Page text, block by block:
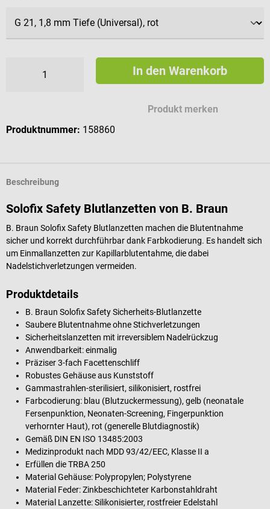
In den Warenkorb
Produkt merken
Produktnummer: 158860
Beschreibung
Solofix Safety Blutlanzetten von B. Braun
B. Braun Solofix Safety Blutlanzetten machen die Blutentnahme
sicher und korrekt durchführbar dank Farbkodierung. Es handelt sich
um Einmallanzetten zur Kapillarblutentahme, die dabei
Nadelstichverletzungen vermeiden.
Produktdetails
B. Braun Solofix Safety Sicherheits-Blutlanzette
Saubere Blutentnahme ohne Stichverletzungen
Sicherheitslanzetten mit irreversiblem Nadelrückzug
Anwendbarkeit: einmalig
Präziser 3-fach Facettenschliff
Robustes Gehäuse aus Kunststoff
Gammastrahlen-sterilisiert, silikonisiert, rostfrei
Farbcodierung: blau (Blutzuckermessung), gelb (neonatale
Fersenpunktion, Neonaten-Screening, Fingerpunktion
verhornter Haut), rot (generelle Blutdiagnostik)
Gemäß DIN EN ISO 13485:2003
Medizinprodukt nach MDD 93/42/EEC, Klasse II a
Erfüllen die TRBA 250
Material Gehäuse: Polypropylen; Polystyrene
Material Feder: Zinkbeschichteter Karbonstahldraht
Material Lanzette: Silikonisierter, rostfreier Edelstahl